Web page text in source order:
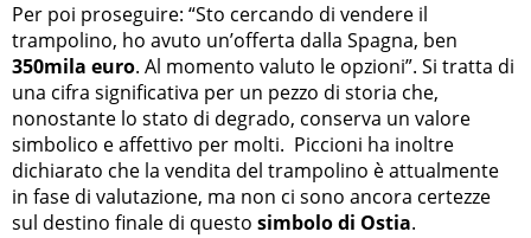
Per poi proseguire: “Sto cercando di vendere il
trampolino, ho avuto un’offerta dalla Spagna, ben
350mila euro. Al momento valuto le opzioni”. Si tratta di
una cifra significativa per un pezzo di storia che,
nonostante lo stato di degrado, conserva un valore
simbolico e affettivo per molti. Piccioni ha inoltre
dichiarato che la vendita del trampolino è attualmente
in fase di valutazione, ma non ci sono ancora certezze
sul destino finale di questo simbolo di Ostia.